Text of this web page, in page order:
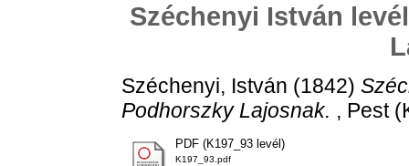
Széchenyi István
Széchenyi, István (1842)
Podhorszky Lajosnak. , Pest
PDF (K197_93 levél)
K197_93.pdf